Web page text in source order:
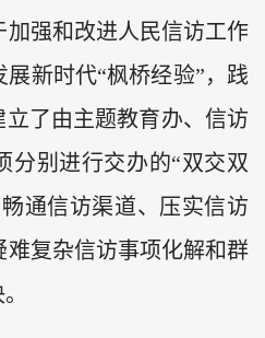
强和改进人民信访工作
新时代“枫桥经验”，践
了由主题教育办、信访
分别进行交办的“双交双
通信访渠道、压实信访
复杂信访事项化解和群